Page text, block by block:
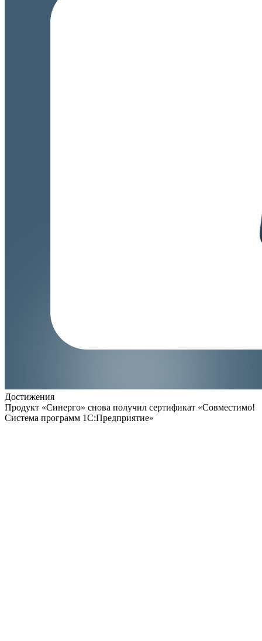
Достижения
Продукт «Синерго» снова получил сертификат «Совместимо!
Система программ 1С:Предприятие»